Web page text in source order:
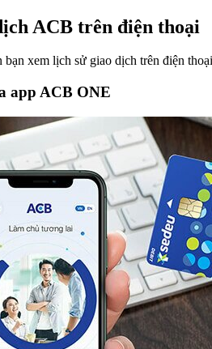
ACB trên điện thoại
xem lịch sử giao dịch trên điện
app ACB ONE